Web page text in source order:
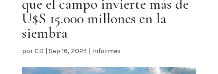
que el campo invierte más de
U$S 15.000 millones en la
siembra
porCD | Sep 16, 2024| informes